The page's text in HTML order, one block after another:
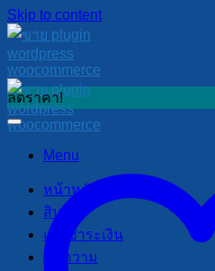
Skip to content
Menu
หน้าหลัก
สินค้า
แจ้งชำระเงิน
บทความ
ลดราคา!